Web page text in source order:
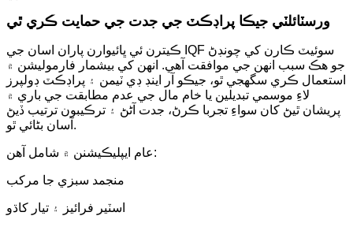
ورسٽائلٽي جيڪا پراڊڪٽ جي جدت جي حمايت ڪري ٿي
ڪيترن ئي ڀائيوارن پاران اسان جي IQF سوئيٽ ڪارن کي چونڊڻ
جو هڪ سبب انهن جي موافقت آهي. انهن کي بيشمار فارموليشن ۾
استعمال ڪري سگهجي ٿو، جيڪو آر اينڊ ڊي ٽيمن ۽ پراڊڪٽ ڊولپرز
لاءِ موسمي تبديلين يا خام مال جي عدم مطابقت جي باري ۾
پريشان ٿيڻ کان سواءِ تجربا ڪرڻ، جدت آڻڻ ۽ ترڪيبون ترتيب ڏيڻ
آسان بڻائي ٿو.
عام ايپليڪيشنن ۾ شامل آهن:
منجمد سبزي جا مرکب
اسٽير فرائيز ۽ تيار کاڌو